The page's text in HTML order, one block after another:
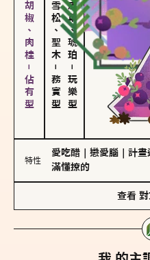
胡椒、肉桂－佔有型 雪松、聖木
－
務實型
皮革、琥珀
－
玩樂型
特性
愛吃醋 戀愛腦 計畫
滿懂撩的
查看